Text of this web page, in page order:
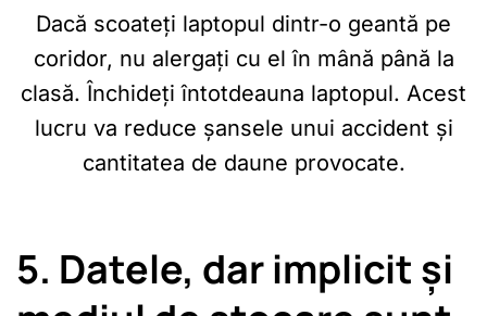
Dacă scoateți laptopul dintr-o geantă pe
coridor, nu alergați cu el în mână până la
clasă. Închideți întotdeauna laptopul. Acest
lucru va reduce șansele unui accident și
cantitatea de daune provocate.
5. Datele, dar implicit și